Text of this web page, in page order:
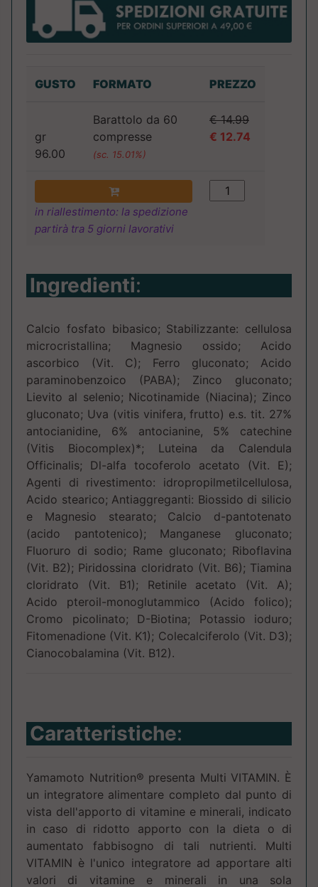
GUSTO FORMATO PREZZO
gr
96.00
Barattolo da 60
compresse
(sc. 15.01%)
€ 14.99
€ 12.74
in riallestimento: la spedizione
partirà tra 5 giorni lavorativi
Ingredienti:
Calcio fosfato bibasico; Stabilizzante: cellulosa
microcristallina; Magnesio ossido; Acido
ascorbico (Vit. C); Ferro gluconato; Acido
paraminobenzoico (PABA); Zinco gluconato;
Lievito al selenio; Nicotinamide (Niacina); Zinco
gluconato; Uva (vitis vinifera, frutto) e.s. tit. 27%
antocianidine, 6% antocianine, 5% catechine
(Vitis Biocomplex)*; Luteina da Calendula
Officinalis; Dl-alfa tocoferolo acetato (Vit. E);
Agenti di rivestimento: idropropilmetilcellulosa,
Acido stearico; Antiaggreganti: Biossido di silicio
e Magnesio stearato; Calcio d-pantotenato
(acido pantotenico); Manganese gluconato;
Fluoruro di sodio; Rame gluconato; Riboflavina
(Vit. B2); Piridossina cloridrato (Vit. B6); Tiamina
cloridrato (Vit. B1); Retinile acetato (Vit. A);
Acido pteroil-monoglutammico (Acido folico);
Cromo picolinato; D-Biotina; Potassio ioduro;
Fitomenadione (Vit. K1); Colecalciferolo (Vit. D3);
Cianocobalamina (Vit. B12).
Caratteristiche:
Yamamoto Nutrition® presenta Multi VITAMIN. È
un integratore alimentare completo dal punto di
vista dell'apporto di vitamine e minerali, indicato
in caso di ridotto apporto con la dieta o di
aumentato fabbisogno di tali nutrienti. Multi
VITAMIN è l'unico integratore ad apportare alti
valori di vitamine e minerali in una sola